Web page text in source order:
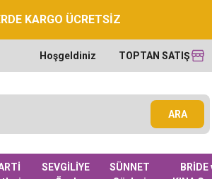
KARGO ÜCRETSİZ
Hoşgeldiniz TOPTAN SATIŞ
ARA
SEVGİLİYE
SÜNNET
BRİDE